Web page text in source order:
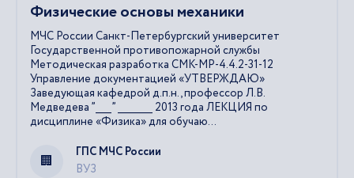
Физические основы механики
МЧС России Санкт-Петербургский университет
Государственной противопожарной службы
Методическая разработка СМК-МР-4.4.2-31-12
Управление документацией «УТВЕРЖДАЮ»
Заведующая кафедрой д.п.н., профессор Л.В.
Медведева ”_____” ___________ 2013 года ЛЕКЦИЯ по
дисциплине «Физика» для обучаю...
ВУЗ
ГПС МЧС России